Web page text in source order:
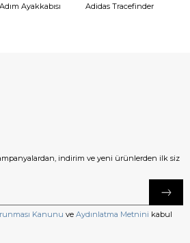
Ayakkabısı
Adidas Tracefinder
indirim ve yeni ürünlerden ilk siz
Kanunu ve Aydınlatma Metnini kabul